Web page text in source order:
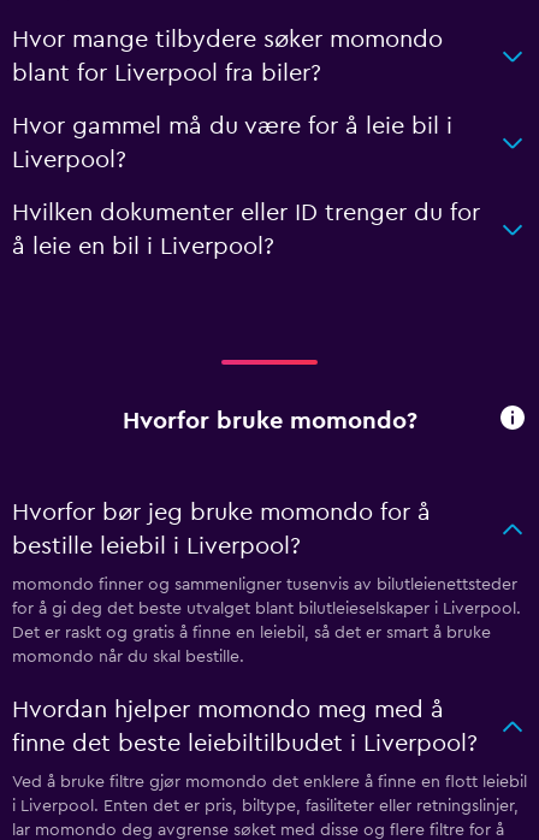
Hvor mange tilbydere søker momondo
blant for Liverpool fra biler?
Hvor gammel må du være for å leie bil i
Liverpool?
Hvilken dokumenter eller ID trenger du for
å leie en bil i Liverpool?
Hvorfor bruke momondo?
Hvorfor bør jeg bruke momondo for å
bestille leiebil i Liverpool?
momondo finner og sammenligner tusenvis av bilutleienettsteder
for å gi deg det beste utvalget blant bilutleieselskaper i Liverpool.
Det er raskt og gratis å finne en leiebil, så det er smart å bruke
momondo når du skal bestille.
Hvordan hjelper momondo meg med å
finne det beste leiebiltilbudet i Liverpool?
Ved å bruke filtre gjør momondo det enklere å finne en flott leiebil
i Liverpool. Enten det er pris, biltype, fasiliteter eller retningslinjer,
lar momondo deg avgrense søket med disse og flere filtre for å